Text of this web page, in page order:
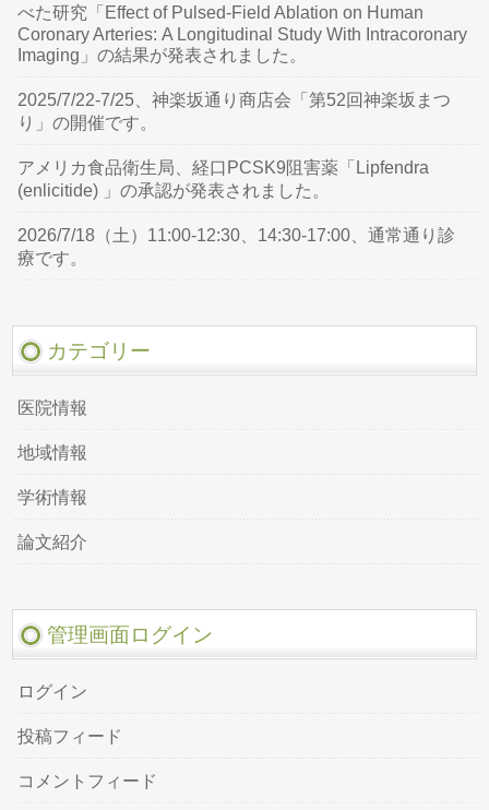
べた研究「Effect of Pulsed-Field Ablation on Human
Coronary Arteries: A Longitudinal Study With Intracoronary
Imaging」の結果が発表されました。
2025/7/22-7/25、神楽坂通り商店会「第52回神楽坂まつ
り」の開催です。
アメリカ食品衛生局、経口PCSK9阻害薬「Lipfendra
(enlicitide) 」の承認が発表されました。
2026/7/18（土）11:00-12:30、14:30-17:00、通常通り診
療です。
カテゴリー
医院情報
地域情報
学術情報
論文紹介
管理画面ログイン
ログイン
投稿フィード
コメントフィード